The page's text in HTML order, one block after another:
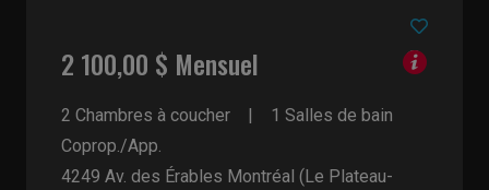
2 100,00 $ Mensuel
2 Chambres à coucher
1 Salles de bain
Coprop./App.
4249 Av. des Érables Montréal (Le Plateau-